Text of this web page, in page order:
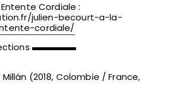
Cordiale :
julien-becourt-a-la-
cordiale/
▬▬▬▬▬
(2018, Colombie / France,